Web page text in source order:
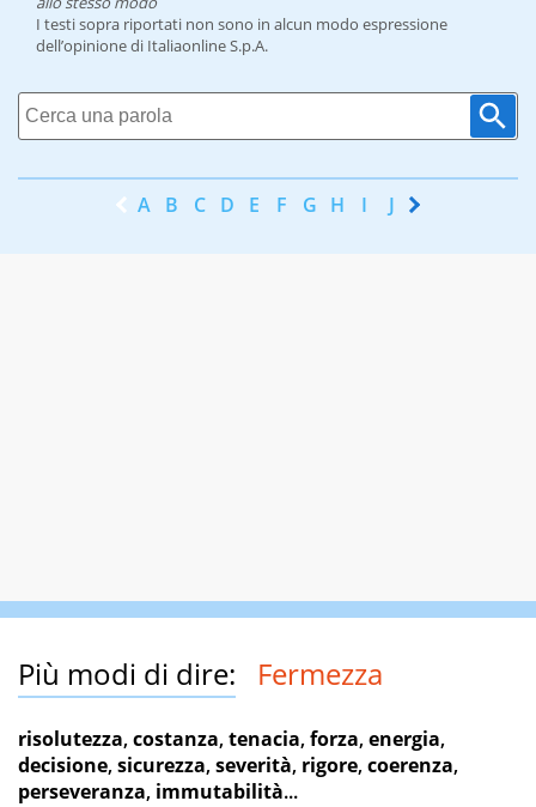
I testi sopra riportati non sono in alcun modo espressione
dell’opinione di Italiaonline S.p.A.
A B C D E F G H I J K
Più modi di dire: Fermezza
risolutezza,costanza,tenacia,forza,energia,
decisione,sicurezza,severità, rigore,coerenza,
perseveranza, immutabilità...